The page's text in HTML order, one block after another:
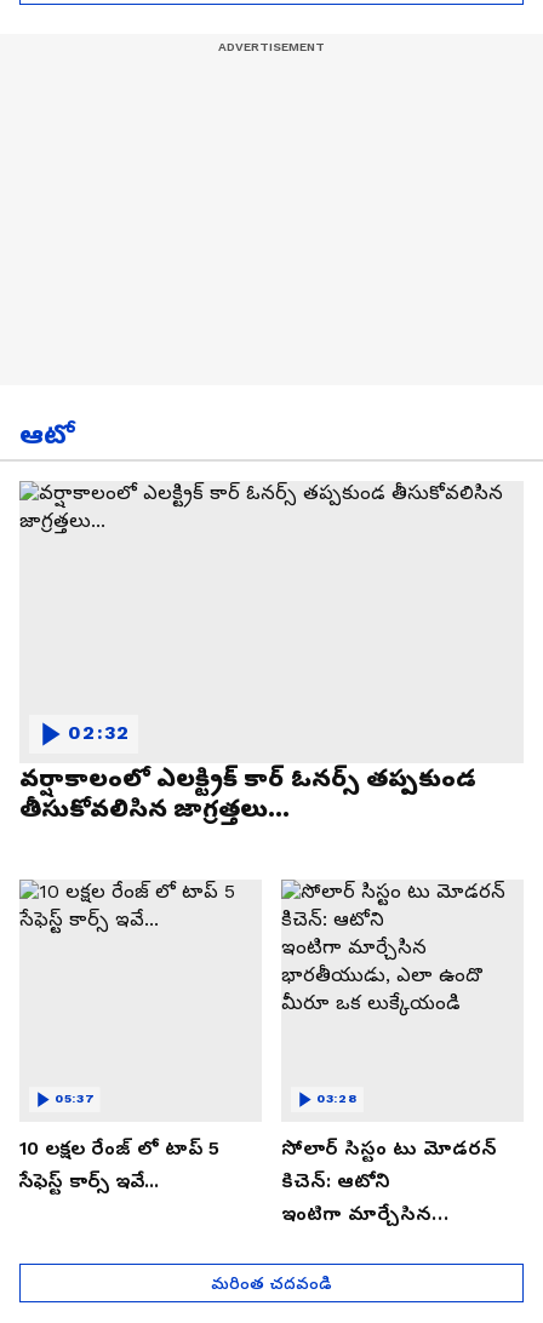
ఆటో
వర్షాకాలంలో ఎలక్ట్రిక్ కార్ ఓనర్స్ తప్పకుండ
తీసుకోవలిసిన జాగ్రత్తలు...
02:32
10 లక్షల రేంజ్ లో టాప్ 5
సేఫెస్ట్ కార్స్ ఇవే...
05:37
సోలార్ సిస్టం టు మోడరన్
కిచెన్: ఆటోని
ఇంటిగా మార్చేసిన
మీరూ ఒక లుక్కేయండి
03:28
మరింత చదవండి